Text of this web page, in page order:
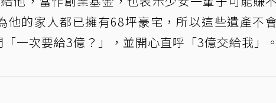
他的家人都已擁有68坪豪宅，所以這些遺產不
一次要給3億？」，並開心直呼「3億交給我」